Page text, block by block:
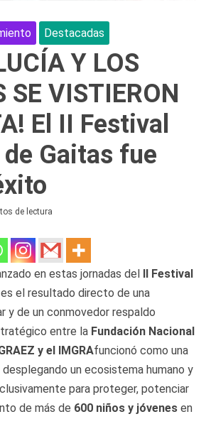
Destacadas
Y LOS
SE VISTIERON
El II Festival
Gaitas fue
de lectura
en estas jornadas del II Festival
es el resultado directo de una
y de un conmovedor respaldo
entre la Fundación Nacional
y el IMGRAfuncionó como una
un ecosistema humano y
para proteger, potenciar
de más de 600 niños y jóvenes en